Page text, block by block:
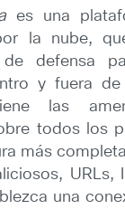
es una
la nube,
de defensa
y fuera
las
todos los
más
URLs,
una